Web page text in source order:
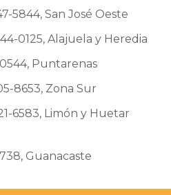
5844, San José Oeste
0125, Alajuela y Heredia
Puntarenas
8653, Zona Sur
6583, Limón y Huetar
Guanacaste